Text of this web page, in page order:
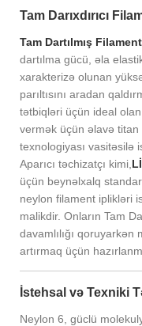
Tam Darıxdırıcı
Tam Dartılmış
dartılma gücü, əla
xarakterizə olunan
parıltısını aradan
tətbiqləri üçün ideal
vermək üçün əlavə titan
texnologiyası vasitəsilə
Aparıcı təchizatçı kimi,
üçün beynəlxalq
neylon filament iplikləri
malikdir. Onların Tam
davamlılığı qoruyarkən
artırmaq üçün
İstehsal və Texniki
Neylon 6, güclü